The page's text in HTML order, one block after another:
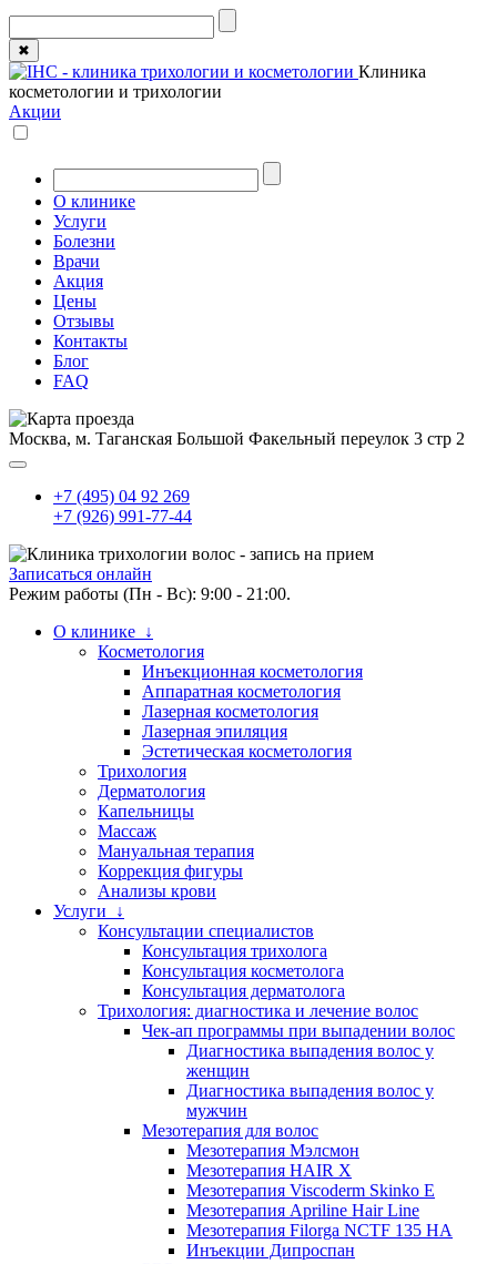
✖
Клиника
косметологии и трихологии
Акции
О клинике
Услуги
Болезни
Врачи
Акция
Цены
Отзывы
Контакты
Блог
FAQ
Москва, м. Таганская Большой Факельный переулок 3 стр 2
+7 (495) 04 92 269
+7 (926) 991-77-44
Записаться онлайн
Режим работы (Пн - Вс): 9:00 - 21:00.
О клинике ↓
Косметология
Инъекционная косметология
Аппаратная косметология
Лазерная косметология
Лазерная эпиляция
Эстетическая косметология
Трихология
Дерматология
Капельницы
Массаж
Мануальная терапия
Коррекция фигуры
Анализы крови
Услуги ↓
Консультации специалистов
Консультация трихолога
Консультация косметолога
Консультация дерматолога
Трихология: диагностика и лечение волос
Чек-ап программы при выпадении волос
Диагностика выпадения волос у
женщин
Диагностика выпадения волос у
мужчин
Мезотерапия для волос
Мезотерапия Мэлсмон
Мезотерапия HAIR X
Мезотерапия Viscoderm Skinko E
Мезотерапия Apriline Hair Line
Мезотерапия Filorga NCTF 135 HA
Инъекции Дипроспан